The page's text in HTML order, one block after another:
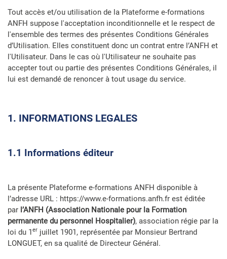
Tout accès et/ou utilisation de la Plateforme e-formations
ANFH suppose l'acceptation inconditionnelle et le respect de
l'ensemble des termes des présentes Conditions Générales
d’Utilisation. Elles constituent donc un contrat entre l’ANFH et
l'Utilisateur. Dans le cas où l'Utilisateur ne souhaite pas
accepter tout ou partie des présentes Conditions Générales, il
lui est demandé de renoncer à tout usage du service.
1. INFORMATIONS LEGALES
1.1 Informations éditeur
La présente Plateforme e-formations ANFH disponible à
l’adresse URL : https://www.e-formations.anfh.fr est éditée
par l’ANFH (Association Nationale pour la Formation
permanente du personnel Hospitalier), association régie par la
loi du 1er juillet 1901, représentée par Monsieur Bertrand
LONGUET, en sa qualité de Directeur Général.